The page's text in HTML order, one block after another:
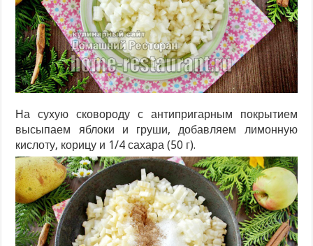
На сухую сковороду с антипригарным покрытием
высыпаем яблоки и груши, добавляем лимонную
кислоту, корицу и 1/4 сахара (50 г).